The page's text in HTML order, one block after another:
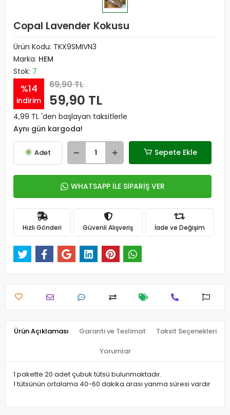
Copal Lavender Kokusu
Ürün Kodu: TKX9SMIVN3
Marka: HEM
Stok: 7
%14
indirim
69,90 TL
59,90 TL
4,99 TL 'den başlayan taksitlerle
Aynı gün kargoda!
Adet Sepete Ekle
WHATSAPP İLE SİPARİŞ VER
Hızlı Gönderi Güvenli Alışveriş İade ve Değişim
Ürün Açıklaması Garanti ve Teslimat Taksit Seçenekleri
Yorumlar
1 pakette 20 adet çubuk tütsü bulunmaktadır.
1 tütsünün ortalama 40-60 dakika arası yanma süresi vardır